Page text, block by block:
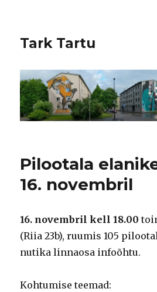
Tark Tartu
Pilootala
16. novembril
16. novembril kell 18.00
(Riia 23b), ruumis 105
nutika linnaosa infoõhtu.
Kohtumise teemad: